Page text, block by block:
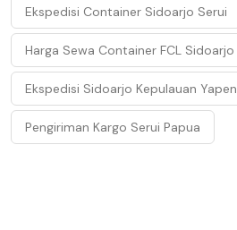
Ekspedisi Container Sidoarjo Serui
Harga Sewa Container FCL Sidoarjo
Ekspedisi Sidoarjo Kepulauan Yapen
Pengiriman Kargo Serui Papua